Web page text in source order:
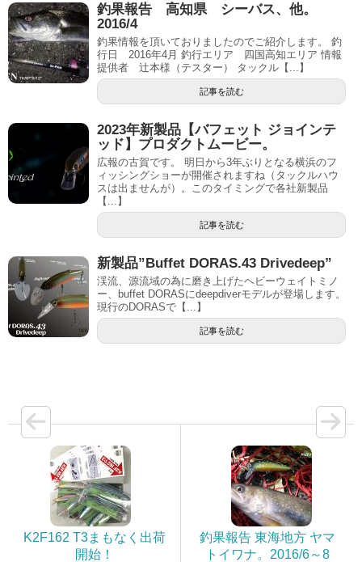
釣果報告 高知県 シーバス、他。
2016/4
釣果情報を頂いておりましたのでご紹介します。 釣
行日 2016年4月 釣行エリア 四国高知エリア 情報
提供者 辻本様（テスター） タックル【...】
記事を読む
2023年新製品【バフェット ジョインテ
ッド】プロダクトムービー。
広報の古賀です。 明日から3年ぶりとなる横浜のフ
ィッシングショーが開催されますね（タックルハウ
スは出ませんが）。このタイミングで各社新製品
【...】
記事を読む
新製品”Buffet DORAS.43 Drivedeep”
渓流、源流域の為に磨き上げたヘビーウェイトミノ
ー、buffet DORASにdeepdiverモデルが登場します。
現行のDORASで【...】
記事を読む
K2F162 T3まもなく出荷
開始！
釣果報告 東海地方 ヤマ
トイワナ。2016/6～8